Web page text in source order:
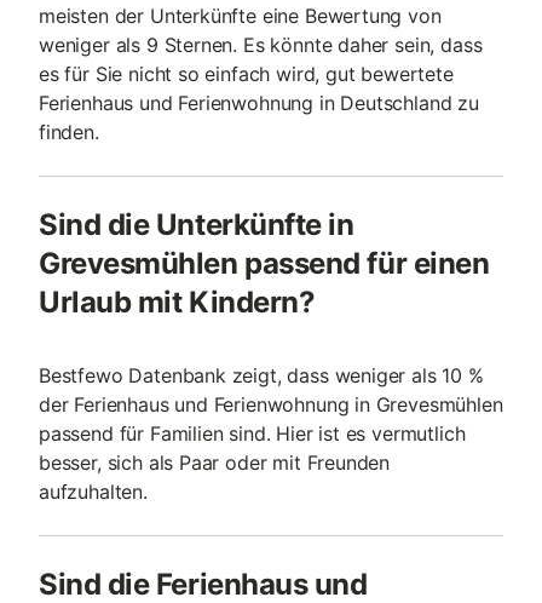
meisten der Unterkünfte eine Bewertung von
weniger als 9 Sternen. Es könnte daher sein, dass
es für Sie nicht so einfach wird, gut bewertete
Ferienhaus und Ferienwohnung in Deutschland zu
finden.
Sind die Unterkünfte in
Grevesmühlen passend für einen
Urlaub mit Kindern?
Bestfewo Datenbank zeigt, dass weniger als 10 %
der Ferienhaus und Ferienwohnung in Grevesmühlen
passend für Familien sind. Hier ist es vermutlich
besser, sich als Paar oder mit Freunden
aufzuhalten.
Sind die Ferienhaus und